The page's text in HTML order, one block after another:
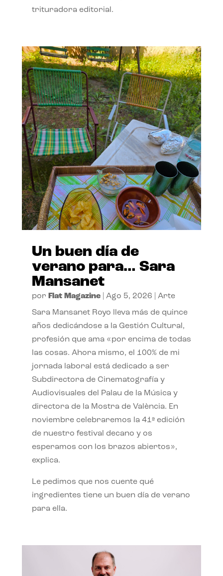
trituradora editorial.
Un buen día de
verano para… Sara
Mansanet
por Flat Magazine| Ago 5, 2026 Arte
Sara Mansanet Royo lleva más de quince
años dedicándose a la Gestión Cultural,
profesión que ama «por encima de todas
las cosas. Ahora mismo, el 100% de mi
jornada laboral está dedicado a ser
Subdirectora de Cinematografía y
Audiovisuales del Palau de la Música y
directora de la Mostra de València. En
noviembre celebraremos la 41ª edición
de nuestro festival decano y os
esperamos con los brazos abiertos»,
explica.
Le pedimos que nos cuente qué
ingredientes tiene un buen día de verano
para ella.